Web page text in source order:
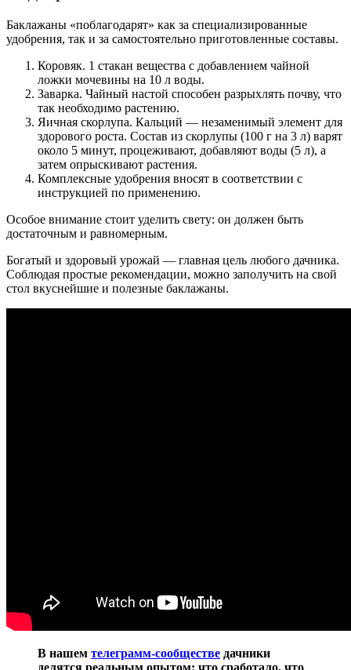
Баклажаны «поблагодарят» как за специализированные
удобрения, так и за самостоятельно приготовленные составы.
Коровяк. 1 стакан вещества с добавлением чайной
ложки мочевины на 10 л воды.
Заварка. Чайный настой способен разрыхлять почву, что
так необходимо растению.
Яичная скорлупа. Кальций — незаменимый элемент для
здорового роста. Состав из скорлупы (100 г на 3 л) варят
около 5 минут, процеживают, добавляют воды (5 л), а
затем опрыскивают растения.
Комплексные удобрения вносят в соответствии с
инструкцией по применению.
Особое внимание стоит уделить свету: он должен быть
достаточным и равномерным.
Богатый и здоровый урожай — главная цель любого дачника.
Соблюдая простые рекомендации, можно заполучить на свой
стол вкуснейшие и полезные баклажаны.
В нашем телеграмм-сообществе дачники
делятся реальным опытом: что сработало, что